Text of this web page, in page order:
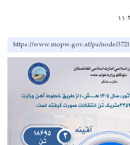
https://www.mopw.gov.af/ps/node/3721